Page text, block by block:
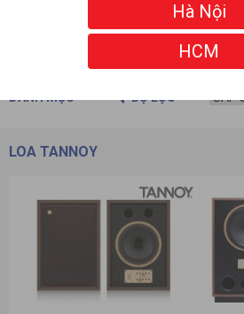
DANH MỤC BỘ LỌC
LOA TANNOY
Hà Nội
HCM